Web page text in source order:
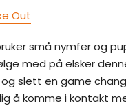
Out
små nymfer og
med på elsker
slett en game
å komme i kontakt